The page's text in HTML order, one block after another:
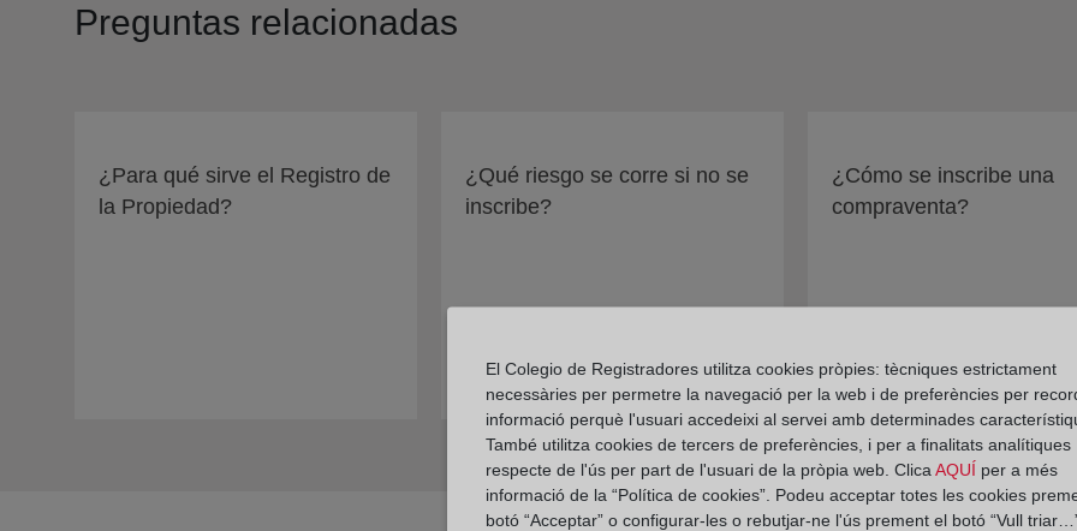
Preguntas relacionadas
¿Para qué sirve el Registro de
la Propiedad?
¿Qué riesgo se corre si no se
inscribe?
¿Cómo se inscribe una
compraventa?
El Colegio de Registradores utilitza cookies pròpies: tècniques estrictament
necessàries per permetre la navegació per la web i de preferències per
informació perquè l'usuari accedeixi al servei amb determinades
També utilitza cookies de tercers de preferències, i per a finalitats analítiques
respecte de l'ús per part de l'usuari de la pròpia web. Clica AQUÍ per a més
informació de la “Política de cookies”. Podeu acceptar totes les cookies
botó “Acceptar” o configurar-les o rebutjar-ne l'ús prement el botó “Vull